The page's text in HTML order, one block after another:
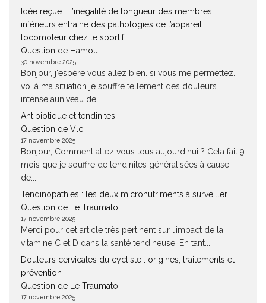
Idée reçue : L’inégalité de longueur des membres
inférieurs entraine des pathologies de l’appareil
locomoteur chez le sportif
Question de Hamou
30 novembre 2025
Bonjour, j'espère vous allez bien. si vous me permettez.
voilà ma situation je souffre tellement des douleurs
intense auniveau de...
Antibiotique et tendinites
Question de Vlc
17 novembre 2025
Bonjour, Comment allez vous tous aujourd'hui ? Cela fait 9
mois que je souffre de tendinites généralisées à cause
de...
Tendinopathies : les deux micronutriments à surveiller
Question de Le Traumato
17 novembre 2025
Merci pour cet article très pertinent sur l’impact de la
vitamine C et D dans la santé tendineuse. En tant...
Douleurs cervicales du cycliste : origines, traitements et
prévention
Question de Le Traumato
17 novembre 2025